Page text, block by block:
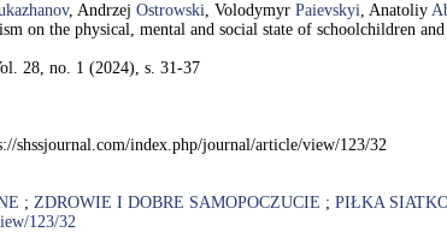
, Andrzej Ostrowski, Volodymyr Paievskyi, Anatoliy
on the physical, mental and social state of schoolchildren
28, no. 1 (2024), s. 31-37
shssjournal.com/index.php/journal/article/view/123/32
; ZDROWIE I DOBRE SAMOPOCZUCIE ; PIŁKA
123/32